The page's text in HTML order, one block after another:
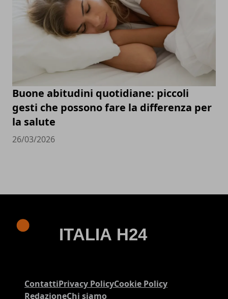
Buone abitudini quotidiane: piccoli
gesti che possono fare la differenza per
la salute
26/03/2026
ContattiPrivacy PolicyCookie Policy
RedazioneChi siamo